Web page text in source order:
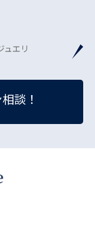
ュエリ
談！